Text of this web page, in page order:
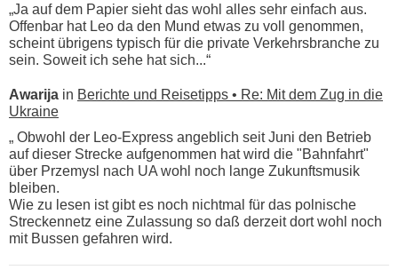
„Ja auf dem Papier sieht das wohl alles sehr einfach aus.
Offenbar hat Leo da den Mund etwas zu voll genommen,
scheint übrigens typisch für die private Verkehrsbranche zu
sein. Soweit ich sehe hat sich...“
Awarija in Berichte und Reisetipps • Re: Mit dem Zug in die
Ukraine
„ Obwohl der Leo-Express angeblich seit Juni den Betrieb
auf dieser Strecke aufgenommen hat wird die "Bahnfahrt"
über Przemysl nach UA wohl noch lange Zukunftsmusik
bleiben.
Wie zu lesen ist gibt es noch nichtmal für das polnische
Streckennetz eine Zulassung so daß derzeit dort wohl noch
mit Bussen gefahren wird.